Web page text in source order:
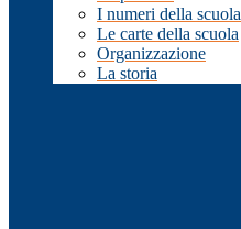
I numeri della scuola
Le carte della scuola
Organizzazione
La storia